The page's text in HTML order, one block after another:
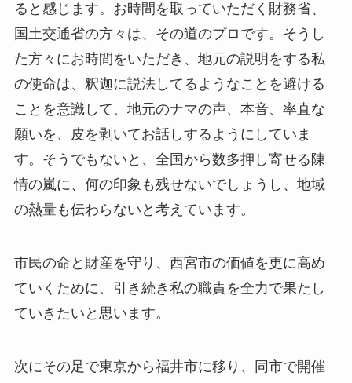
ると感じます。お時間を取っていただく財務省、
国土交通省の方々は、その道のプロです。そうし
た方々にお時間をいただき、地元の説明をする私
の使命は、釈迦に説法してるようなことを避ける
ことを意識して、地元のナマの声、本音、率直な
願いを、皮を剥いてお話しするようにしていま
す。そうでもないと、全国から数多押し寄せる陳
情の嵐に、何の印象も残せないでしょうし、地域
の熱量も伝わらないと考えています。
市民の命と財産を守り、西宮市の価値を更に高め
ていくために、引き続き私の職責を全力で果たし
ていきたいと思います。
次にその足で東京から福井市に移り、同市で開催